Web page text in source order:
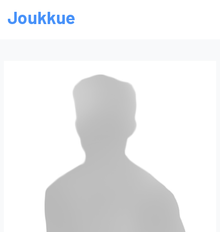
Joukkue